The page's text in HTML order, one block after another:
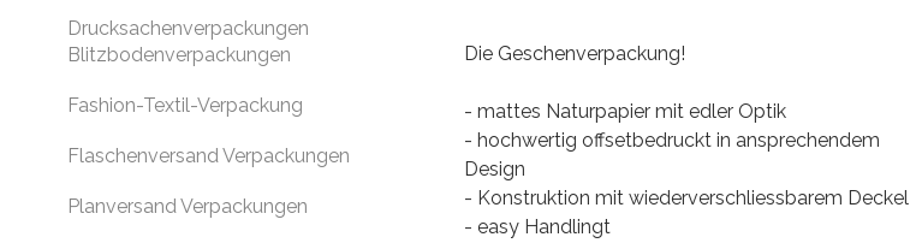
Drucksachenverpackungen
Blitzbodenverpackungen
Fashion-Textil-Verpackung
Flaschenversand Verpackungen
Planversand Verpackungen
Die Geschenverpackung!
- mattes Naturpapier mit edler Optik
- hochwertig offsetbedruckt in ansprechendem
Design
- Konstruktion mit wiederverschliessbarem Deckel
- easy Handlingt